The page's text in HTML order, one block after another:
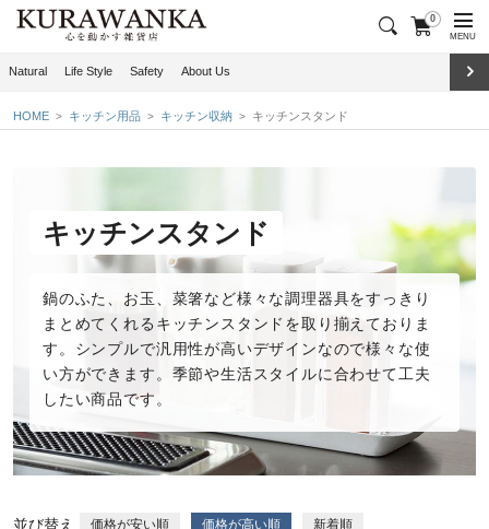
0
MENU
Natural Life Style Safety About Us
HOME キッチン用品 キッチン収納 キッチンスタンド
キッチンスタンド
鍋のふた、お玉、菜箸など様々な調理器具をすっきり
まとめてくれる キッチンスタンド を取り揃えておりま
す。シンプルで汎用性が高いデザインなので様々な使
い方ができます。季節や生活スタイルに合わせて工夫
したい商品です。
並び替え 価格が安い順 価格が高い順 新着順